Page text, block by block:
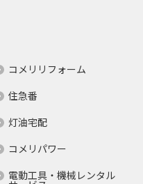
コメリリフォーム
住急番
灯油宅配
コメリパワー
電動工具・機械レンタル